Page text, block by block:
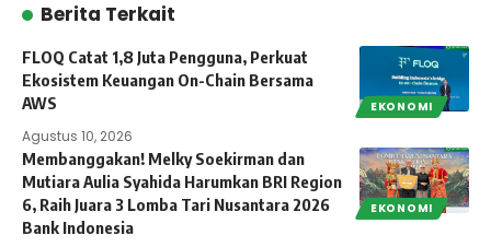
Berita Terkait
EKONOMI
FLOQ Catat 1,8 Juta Pengguna, Perkuat
Ekosistem Keuangan On-Chain Bersama
AWS
Agustus 10, 2026
EKONOMI
Membanggakan! Melky Soekirman dan
Mutiara Aulia Syahida Harumkan BRI Region
6, Raih Juara 3 Lomba Tari Nusantara 2026
Bank Indonesia